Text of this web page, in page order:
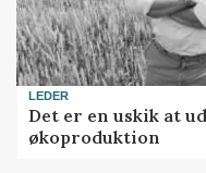
LEDER
Det er en uskik at
økoproduktion